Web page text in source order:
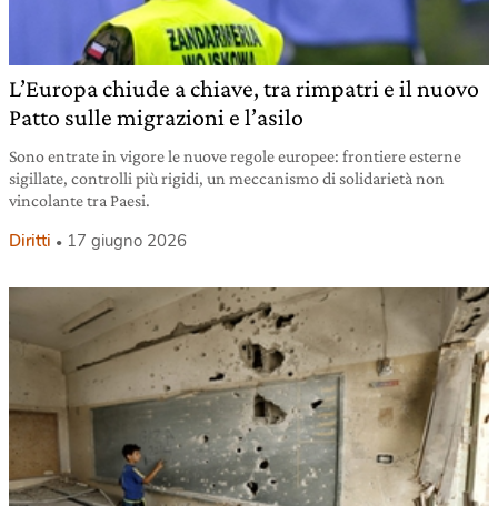
L’Europa chiude a chiave, tra rimpatri e il nuovo
Patto sulle migrazioni e l’asilo
Sono entrate in vigore le nuove regole europee: frontiere esterne
sigillate, controlli più rigidi, un meccanismo di solidarietà non
vincolante tra Paesi.
Diritti 17 giugno 2026